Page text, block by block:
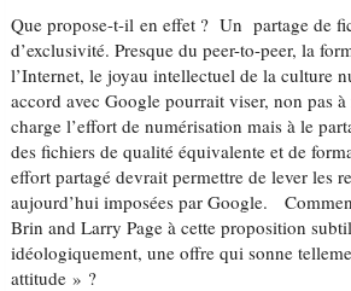
Que propose-t-il en effet ? Un partage de
d’exclusivité. Presque du peer-to-peer, la
l’Internet, le joyau intellectuel de la culture
accord avec Google pourrait viser, non pas
charge l’effort de numérisation mais à le
des fichiers de qualité équivalente et de
effort partagé devrait permettre de lever les
aujourd’hui imposées par Google.
Brin and Larry Page à cette proposition
idéologiquement, une offre qui sonne
attitude » ?